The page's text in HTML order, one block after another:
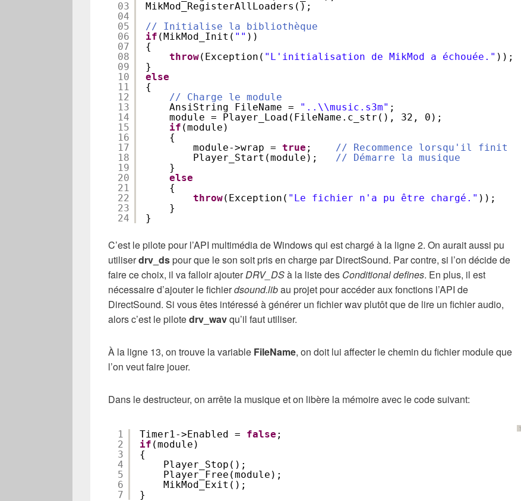
03
04
05
06
07
08
09
10
11
12
13
14
15
16
17
18
19
20
21
22
23
24
MikMod_RegisterAllLoaders();
// Initialise la bibliothèque
if (MikMod_Init( "" ))
{
throw(Exception( "L'initialisation de MikMod a échouée." ));
}
else
{
// Charge le module
AnsiString FileName =
"..\\music.s3m" ;
module = Player_Load(FileName.c_str(), 32, 0);
if (module)
{
module->wrap = true ; // Recommence lorsqu'il finit
Player_Start(module); // Démarre la musique
}
else
{
throw(Exception( "Le fichier n'a pu être chargé." ));
}
}
C’est le pilote pour l’API multimédia de Windows qui est chargé à la ligne 2. On aurait aussi pu
utiliserdrv_dspour que le son soit pris en charge par DirectSound. Par contre, si l’on décide de
faire ce choix, il va falloir ajouterDRV_DSà la liste des Conditional defines. En plus, il est
nécessaire d’ajouter le fichierdsound.libau projet pour accéder aux fonctions l’API de
DirectSound. Si vous êtes intéressé à générer un fichier wav plutôt que de lire un fichier audio,
alors c’est le pilotedrv_wavqu’il faut utiliser.
À la ligne 13, on trouve la variable FileName, on doit lui affecter le chemin du fichier module que
l’on veut faire jouer.
Dans le destructeur, on arrête la musique et on libère la mémoire avec le code suivant:
?
1
2
3
4
5
6
7
Timer1->Enabled = false ;
if (module)
{
Player_Stop();
Player_Free(module);
MikMod_Exit();
}